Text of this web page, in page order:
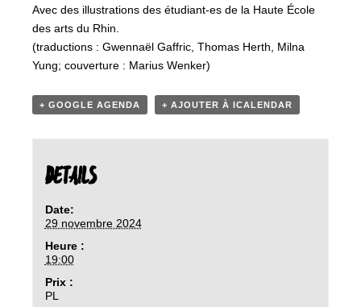
Avec des illustrations des étudiant-es de la Haute École
des arts du Rhin.
(traductions : Gwennaël Gaffric, Thomas Herth, Milna
Yung; couverture : Marius Wenker)
+ GOOGLE AGENDA + AJOUTER À ICALENDAR
DETAILS
Date:
29 novembre 2024
Heure :
19:00
Prix :
PL